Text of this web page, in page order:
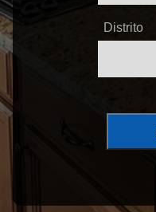
Distrito